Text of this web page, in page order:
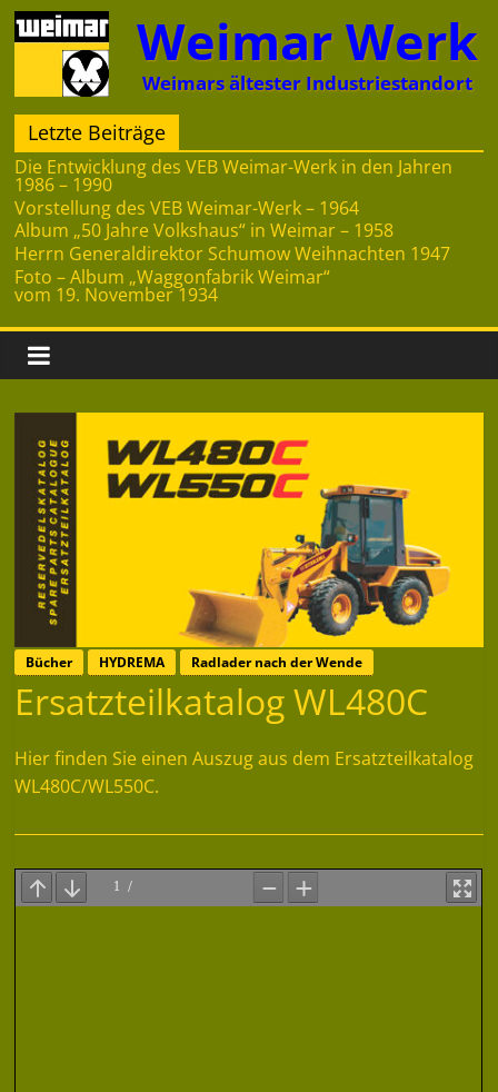
Zum
Inhalt
springen
Weimar Werk
Weimars ältester Industriestandort
Letzte Beiträge
Die Entwicklung des VEB Weimar-Werk in den Jahren
1986 – 1990
Vorstellung des VEB Weimar-Werk – 1964
Album „50 Jahre Volkshaus“ in Weimar – 1958
Herrn Generaldirektor Schumow Weihnachten 1947
Foto – Album „Waggonfabrik Weimar“
vom 19. November 1934
Bücher HYDREMA Radlader nach der Wende
Ersatzteilkatalog WL480C
Hier finden Sie einen Auszug aus dem Ersatzteilkatalog
WL480C/WL550C.